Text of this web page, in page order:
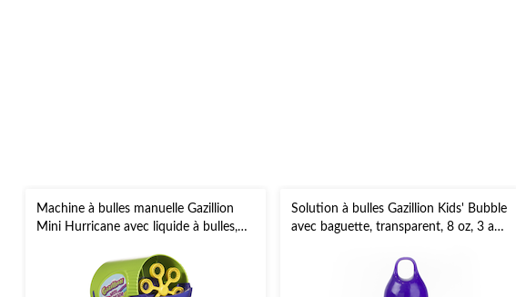
Machine à bulles manuelle Gazillion
Mini Hurricane avec liquide à bulles,
estivales/d'extérieur
Solution à bulles Gazillion Kids' Bubble
avec baguette, transparent, 8 oz, 3 ans
estivales/d'extérieur